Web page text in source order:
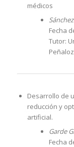
médicos
Fecha
Tutor:
Desarrollo de
reducción y
artificial.
Garde
Fecha